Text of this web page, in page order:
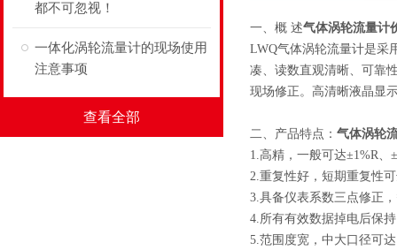
都不可忽视！
一体化涡轮流量计的现场使用
注意事项
查看全部
一、概 述气体涡轮流量计
LWQ气体涡轮流量计是采
凑、读数直观清晰、可靠
现场修正。高清晰液晶显
二、产品特点： 气体涡轮
1.高精，一般可达±1%R、
2.重复性好，短期重复性
3.具备仪表系数三点修正
4.所有有效数据掉电后保
5.范围度宽，中大口径可